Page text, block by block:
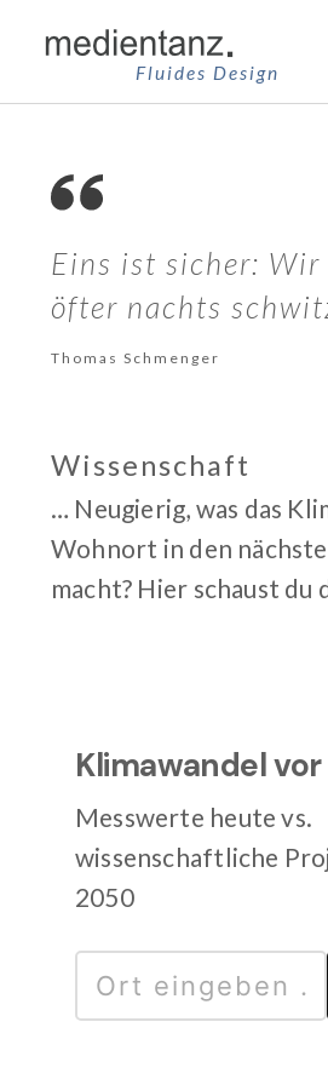
Inhalt
springen
Fluides Design
Eins ist sicher: Wir
öfter nachts
Thomas Schmenger
Wissenschaft
… Neugierig, was das
Wohnort in den
macht? Hier schaust du
Klimawandel
Messwerte heute vs.
wissenschaftliche
2050